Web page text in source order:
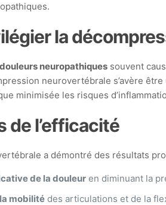
la
douleurs neuropathiques souvent
neurovertébrale s’avère
minimisée les risques
de l’efficacité
a démontré des résultats
de la douleur en diminuant la
mobilité des articulations et de la